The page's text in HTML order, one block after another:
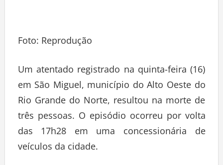
Foto: Reprodução
Um atentado registrado na quinta-feira (16)
em São Miguel, município do Alto Oeste do
Rio Grande do Norte, resultou na morte de
três pessoas. O episódio ocorreu por volta
das 17h28 em uma concessionária de
veículos da cidade.